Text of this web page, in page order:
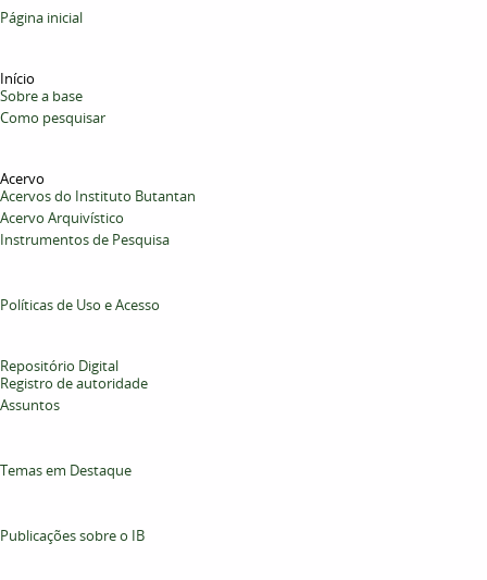
Página inicial
Início
Sobre a base
Como pesquisar
Acervo
Acervos do Instituto Butantan
Acervo Arquivístico
Instrumentos de Pesquisa
Políticas de Uso e Acesso
Repositório Digital
Registro de autoridade
Assuntos
Temas em Destaque
Publicações sobre o IB